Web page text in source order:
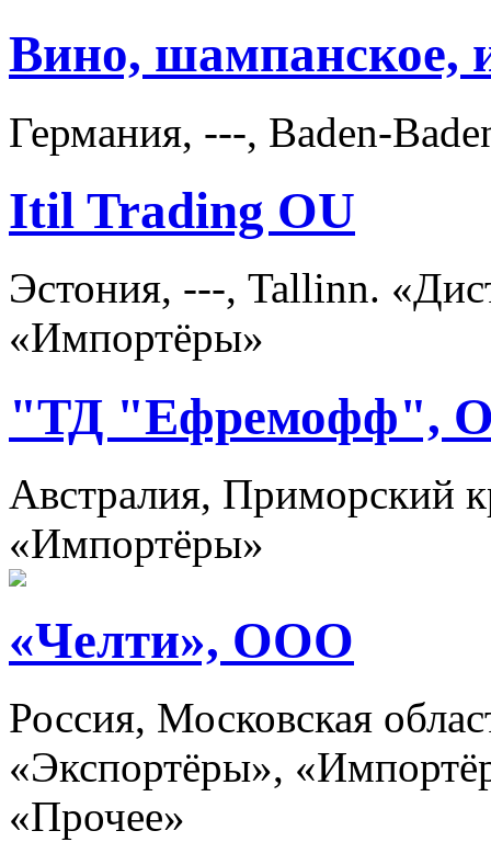
Вино, шампанское,
Германия, ---, Baden-
Itil Trading OU
Эстония, ---, Tallinn.
«Импортёры»
"ТД "Ефремофф",
Австралия, Приморский
«Импортёры»
«Челти», ООО
Россия, Московская
«Экспортёры»,
«Прочее»